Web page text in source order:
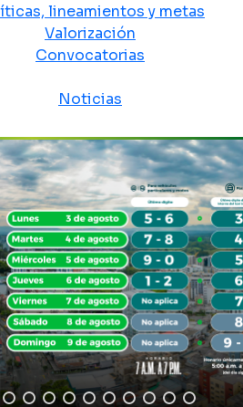
lineamientos y metas
Valorización
Convocatorias
Noticias